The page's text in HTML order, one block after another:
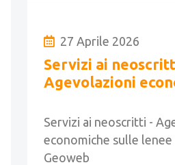
27 Aprile 2026
Servizi ai
Agevolazioni
Servizi ai neoscritti -
economiche sulle
Geoweb